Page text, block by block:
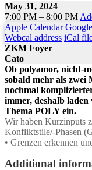
May 31, 2024
7:00 PM – 8:00 PM
Apple Calendar
Webcal address iCal
ZKM Foyer
Cato
Ob polyamor, nicht-
sobald mehr als zwei
nochmal
immer, deshalb
Thema POLY ein.
Wir haben Kurzinputs
Konfliktstile/-Phasen
• Grenzen erkennen
Additional